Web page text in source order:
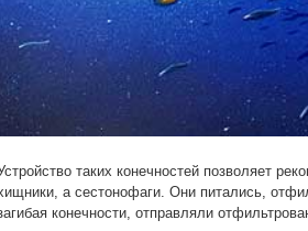
таких конечностей позволяет
а сестонофаги. Они питались,
конечности, отправляли